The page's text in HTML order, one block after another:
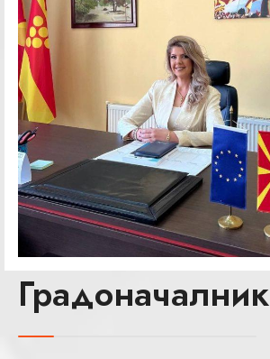
Градоначалник